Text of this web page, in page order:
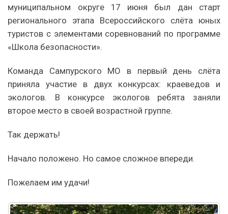
муниципальном округе 17 июня был дан старт
регионального этапа Всероссийского слёта юных
туристов с элементами соревнований по программе
«Школа безопасности».
Команда Сампурского МО в первый день слёта
приняла участие в двух конкурсах: краеведов и
экологов. В конкурсе экологов ребята заняли
второе место в своей возрастной группе.
Так держать!
Начало положено. Но самое сложное впереди.
Пожелаем им удачи!